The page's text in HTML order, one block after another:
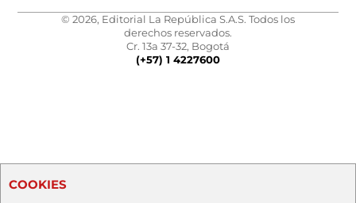
© 2026, Editorial La República S.A.S. Todos los
derechos reservados.
Cr. 13a 37-32, Bogotá
(+57) 1 4227600
COOKIES